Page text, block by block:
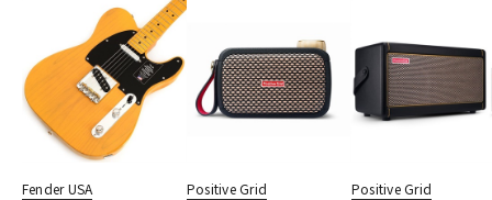
Fender USA
Positive Grid
Positive Grid